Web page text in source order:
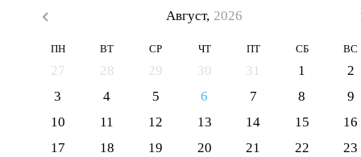
Август, 2026
ПН ВТ СР ЧТ ПТ СБ ВС
27 28 29 30 31 1
2
3
4 5 6 7 8
9
10
11 12 13 14 15
16
17
18 19 20 21 22
23